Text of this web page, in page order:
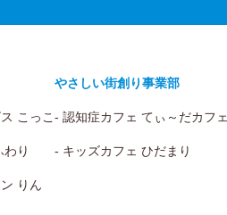
こっこ
り
りん
やさしい街創り事業部
- 認知症カフェ てぃ～だカフェ
- キッズカフェ ひだまり